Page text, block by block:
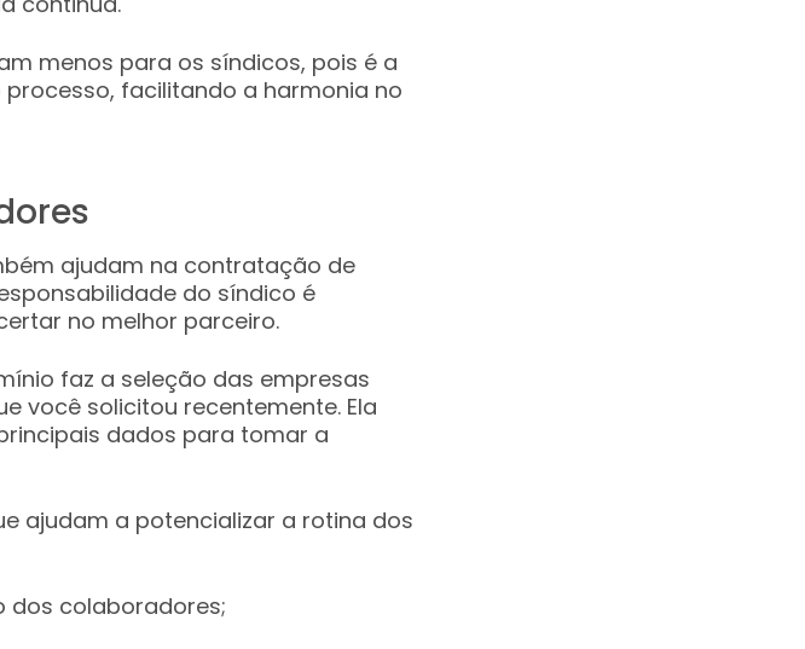
menos para os síndicos, pois é a
facilitando a harmonia no
ajudam na contratação de
do síndico é
no melhor parceiro.
faz a seleção das empresas
você solicitou recentemente. Ela
dados para tomar a
ajudam a potencializar a rotina dos
dos colaboradores;